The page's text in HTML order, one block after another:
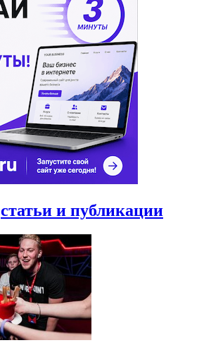
статьи и публикации